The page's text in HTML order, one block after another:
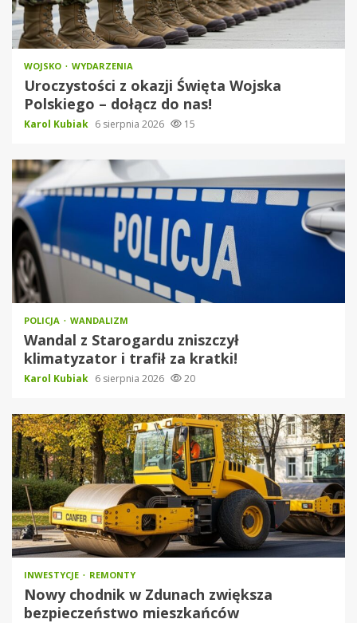
WOJSKO WYDARZENIA
Uroczystości z okazji Święta Wojska
Polskiego – dołącz do nas!
Karol Kubiak 6 sierpnia 2026 15
POLICJA WANDALIZM
Wandal z Starogardu zniszczył
klimatyzator i trafił za kratki!
Karol Kubiak 6 sierpnia 2026 20
INWESTYCJE REMONTY
Nowy chodnik w Zdunach zwiększa
bezpieczeństwo mieszkańców